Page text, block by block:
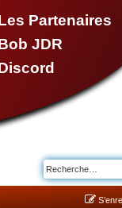
Partenaires
JDR